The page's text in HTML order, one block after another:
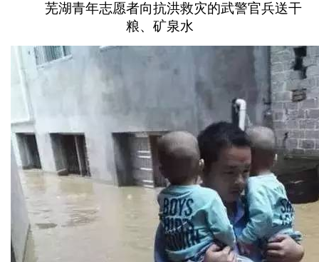
芜湖青年志愿者向抗洪救灾的武警官兵送干
粮、矿泉水